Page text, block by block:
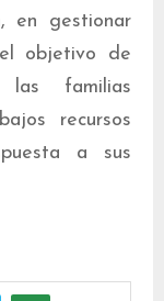
en gestionar
objetivo de
familias
recursos
a sus